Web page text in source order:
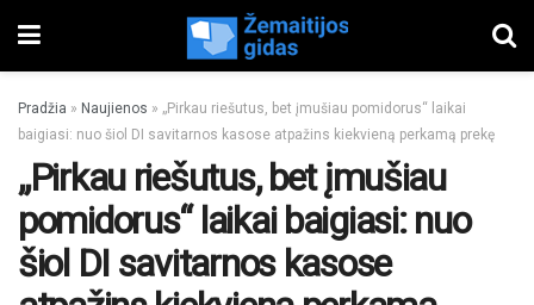
Pradžia » Naujienos » „Pirkau riešutus, bet įmušiau pomidorus“ laikai
baigiasi: nuo šiol DI savitarnos kasose atpažins kiekvieną perkamą prekę
„Pirkau riešutus, bet įmušiau
pomidorus“ laikai baigiasi: nuo
šiol DI savitarnos kasose